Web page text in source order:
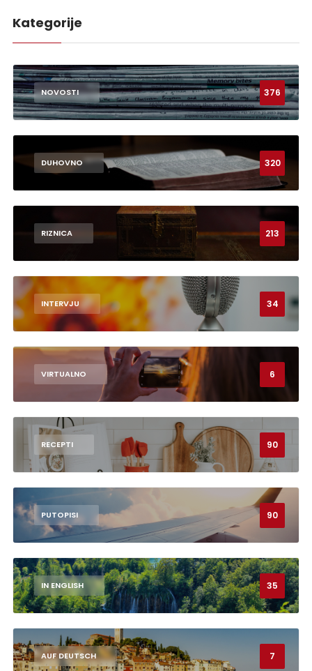
Kategorije
NOVOSTI 376
DUHOVNO 320
RIZNICA 213
INTERVJU 34
VIRTUALNO 6
RECEPTI 90
PUTOPISI 90
IN ENGLISH 35
AUF DEUTSCH 7